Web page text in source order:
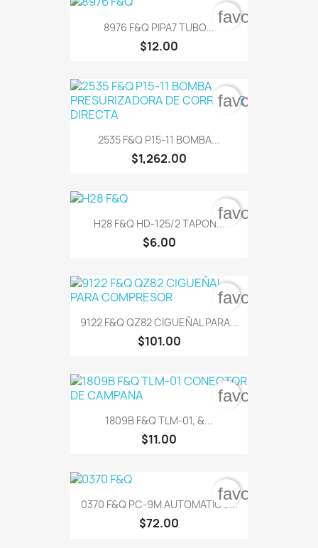
8976 F&Q PIPA7 TUBO...
$12.00
2535 F&Q P15-11 BOMBA...
$1,262.00
H28 F&Q HD-125/2 TAPON...
$6.00
9122 F&Q QZ82 CIGUEÑAL PARA...
$101.00
1809B F&Q TLM-01, &...
$11.00
0370 F&Q PC-9M AUTOMATICO...
$72.00